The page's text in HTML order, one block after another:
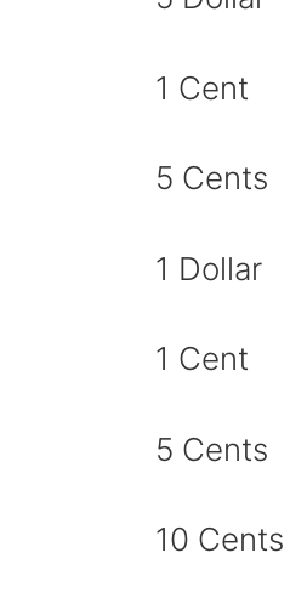
1 Cent
5 Cents
1 Dollar
1 Cent
5 Cents
10 Cents